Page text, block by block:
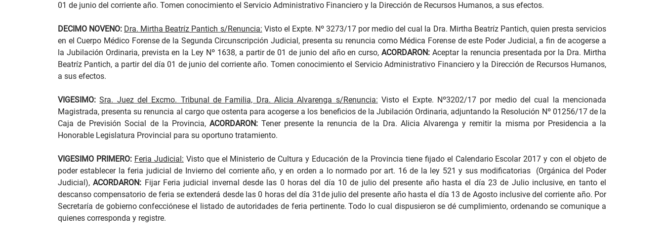
01 de junio del corriente año. Tomen conocimiento el Servicio Administrativo Financiero y la Dirección de Recursos Humanos, a sus efectos.
DECIMO NOVENO: Dra. Mirtha Beatríz Pantich s/Renuncia: Visto el Expte. Nº 3273/17 por medio del cual la Dra. Mirtha Beatríz Pantich, quien presta servicios
en el Cuerpo Médico Forense de la Segunda Circunscripción Judicial, presenta su renuncia como Médica Forense de este Poder Judicial, a fin de acogerse a
la Jubilación Ordinaria, prevista en la Ley Nº 1638, a partir de 01 de junio del año en curso,ACORDARON: Aceptar la renuncia presentada por la Dra. Mirtha
Beatríz Pantich, a partir del día 01 de junio del corriente año. Tomen conocimiento el Servicio Administrativo Financiero y la Dirección de Recursos Humanos,
a sus efectos.
VIGESIMO: Sra. Juez del Excmo. Tribunal de Familia, Dra. Alicia Alvarenga s/Renuncia: Visto el Expte. Nº3202/17 por medio del cual la mencionada
Magistrada, presenta su renuncia al cargo que ostenta para acogerse a los beneficios de la Jubilación Ordinaria, adjuntando la Resolución Nº 01256/17 de la
Caja de Previsión Social de la Provincia, ACORDARON:Tener presente la renuncia de la Dra. Alicia Alvarenga y remitir la misma por Presidencia a la
Honorable Legislatura Provincial para su oportuno tratamiento.
VIGESIMO PRIMERO: Feria Judicial: Visto que el Ministerio de Cultura y Educación de la Provincia tiene fijado el Calendario Escolar 2017 y con el objeto de
poder establecer la feria judicial de Invierno del corriente año, y en orden a lo normado por art. 16 de la ley 521 y sus modificatorias (Orgánica del Poder
Judicial),ACORDARON: Fijar Feria judicial invernal desde las 0 horas del día 10 de julio del presente año hasta el día 23 de Julio inclusive, en tanto el
descanso compensatorio de feria se extenderá desde las 0 horas del día 31de julio del presente año hasta el día 13 de Agosto inclusive del corriente año. Por
Secretaría de gobierno confecciónese el listado de autoridades de feria pertinente. Todo lo cual dispusieron se dé cumplimiento, ordenando se comunique a
quienes corresponda y registre.